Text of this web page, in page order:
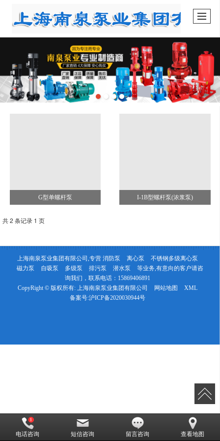
G型单螺杆泵 I-1B型螺杆泵(浓浆泵)
共 2 条记录 1 页
上海南泉泵业集团有限公司,专营 消防泵 离心泵
不锈钢多级离心泵
磁力泵
自吸泵 多级泵 排污泵 潜水泵
等业务,有意向的客户请咨
询我们，联系电话： 15869406891
CopyRight © 版权所有: 上海南泉泵业集团有限公司 网站地图
XML
备案号:沪ICP备2020030944号
电话咨询 短信咨询 留言咨询 查看地图